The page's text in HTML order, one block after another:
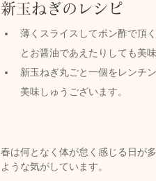
新玉ねぎのレシピ
薄くスライスしてポン酢で頂
とお醤油であえたりしても美味
新玉ねぎ丸ごと一個をレンチ
美味しゅうございます。
春は何となく体が怠く感じる日が
ような気がしています。